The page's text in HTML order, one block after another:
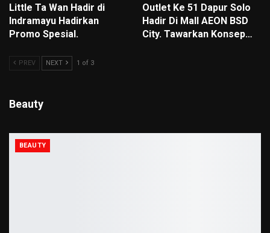
Little Ta Wan Hadir di
Indramayu Hadirkan
Promo Spesial.
Outlet Ke 51 Dapur Solo
Hadir Di Mall AEON BSD
City. Tawarkan Konsep…
PREV NEXT 1 of 3
Beauty
BEAUTY